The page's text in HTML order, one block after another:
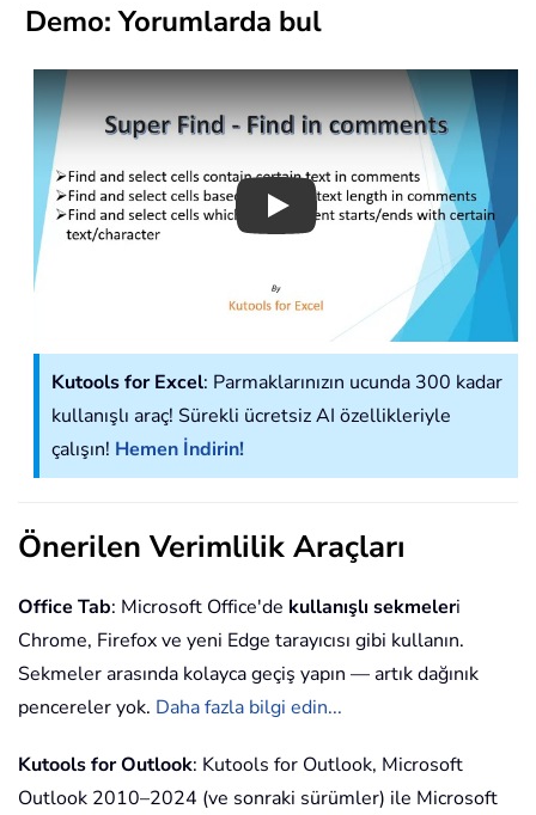
Demo: Yorumlarda bul
Play
Kutools for Excel: Parmaklarınızın ucunda 300 kadar
kullanışlı araç! Sürekli ücretsiz AI özellikleriyle
çalışın! Hemen İndirin!
Önerilen Verimlilik Araçları
Office Tab: Microsoft Office'de kullanışlı sekmeleri
Chrome, Firefox ve yeni Edge tarayıcısı gibi kullanın.
Sekmeler arasında kolayca geçiş yapın — artık dağınık
pencereler yok. Daha fazla bilgi edin...
Kutools for Outlook: Kutools for Outlook, Microsoft
Outlook 2010–2024 (ve sonraki sürümler) ile Microsoft